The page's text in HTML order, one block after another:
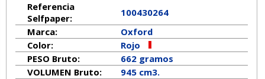
Referencia
Selfpaper:
100430264
Marca:
Oxford
Color:
Rojo
PESO Bruto:
662 gramos
VOLUMEN Bruto:
945 cm3.